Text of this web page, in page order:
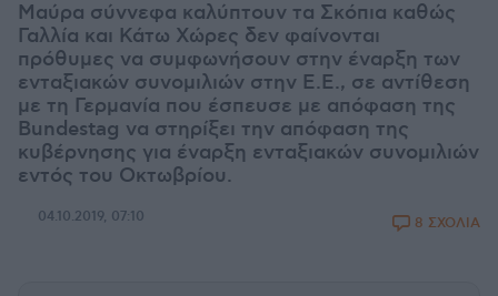
Μαύρα σύννεφα καλύπτουν τα Σκόπια καθώς
Γαλλία και Κάτω Χώρες δεν φαίνονται
πρόθυμες να συμφωνήσουν στην έναρξη των
ενταξιακών συνομιλιών στην Ε.Ε., σε αντίθεση
με τη Γερμανία που έσπευσε με απόφαση της
Βundestag να στηρίξει την απόφαση της
κυβέρνησης για έναρξη ενταξιακών συνομιλιών
εντός του Οκτωβρίου.
04.10.2019, 07:10 8 ΣΧΟΛΙΑ